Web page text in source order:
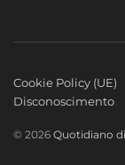
Cookie Policy (UE)
Disconoscimento
© 2026 Quotidiano